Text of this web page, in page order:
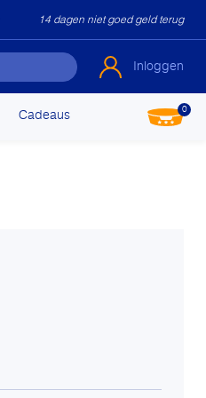
14 dagen niet goed geld terug
Inloggen
Cadeaus 0